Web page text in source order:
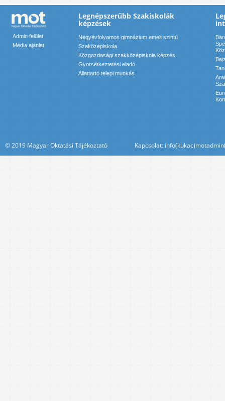
Admin felület
Média ajánlat
Legnépszerűbb Szakiskolák
képzések
Négyévfolyamos gimnázium emelt szintű
Szaközépiskola
Közgazdasági szakközépiskola képzés
Gyorsétkeztetési eladó
Állattartó telepi munkás
© 2019 Magyar Oktatási Tájékoztató Kapcsolat: